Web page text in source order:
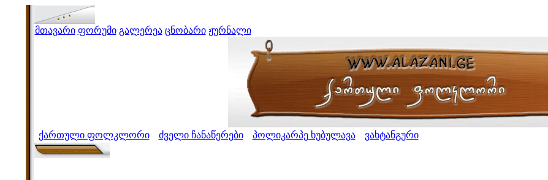
მთავარი ფორუმი გალერეა ცნობარი ჟურნალი
ქართული ფოლკლორი ძველი ჩანაწერები პოლიკარპე ხუბულავა ვახტანგური